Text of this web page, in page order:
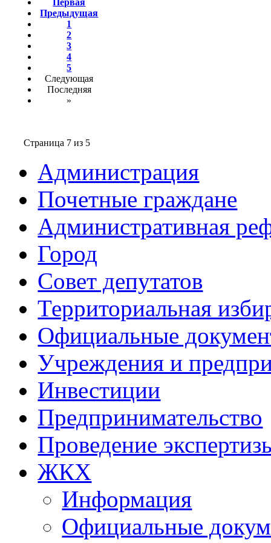
Предыдущая
1
2
3
4
5
Следующая
Последняя
»
Страница 7 из 5
Администрация
Почетные граждане
Административная
Город
Совет депутатов
Территориальная
Официальные
Учреждения и
Инвестиции
Предпринимательство
Проведение
ЖКХ
Информация
Официальные